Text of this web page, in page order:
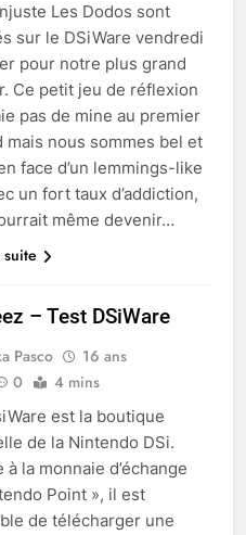
Les Dodos sont
sur le DSiWare vendredi
pour notre plus grand
Ce petit jeu de réflexion
pas de mine au premier
mais nous sommes bel et
face d’un lemmings-like
un fort taux d’addiction,
même devenir…
suite
– Test DSiWare
Pasco
16 ans
0 4 mins
est la boutique
de la Nintendo DSi.
à la monnaie d’échange
Point », il est
de télécharger une